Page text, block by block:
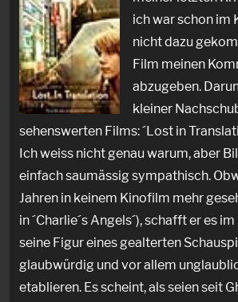
ich war schon im
nicht dazu
Film meinen
abzugeben.
kleiner
sehenswerten Films: ´Lost in
Ich weiss nicht genau warum, aber
einfach saumässig sympathisch.
Jahren in keinem Kinofilm mehr
in ´Charlie´s Angels´), schafft er es
seine Figur eines gealterten
glaubwürdig und vor allem
etablieren. Es scheint, als seien seit